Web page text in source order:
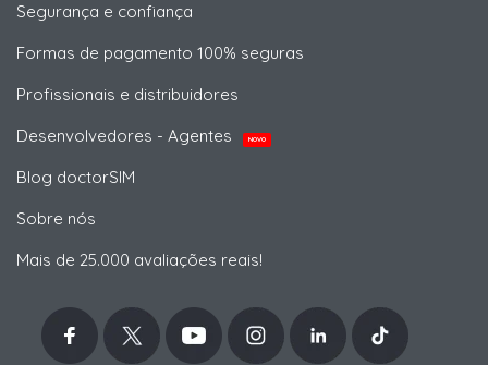
Segurança e confiança
Formas de pagamento 100% seguras
Profissionais e distribuidores
Desenvolvedores - Agentes
NOVO
Blog doctorSIM
Sobre nós
Mais de 25.000 avaliações reais!